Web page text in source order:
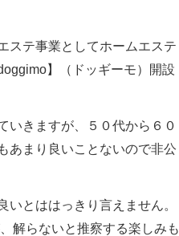
ステ事業としてホームエステ
】（ドッギーモ）開設
いきますが、５０代から６０
あまり良いことないので非公
とははっきり言えません。
解らないと推察する楽しみも